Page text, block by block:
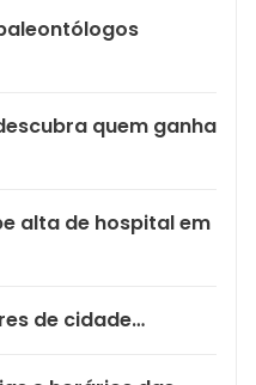
quem ganha
alta de hospital em
de cidade…